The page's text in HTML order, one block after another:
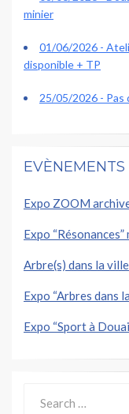
minier
01/06/2026 -
disponible + TP
25/05/2026 - Pas
EVÈNEMENTS
Expo ZOOM
Expo
Arbre(s) dans la ville
Expo “Arbres dans
Expo “Sport à